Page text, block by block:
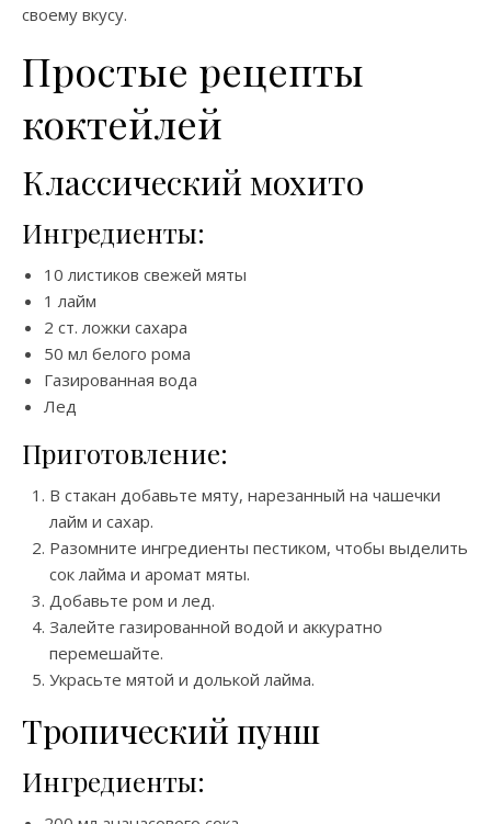
своему вкусу.
Простые рецепты
коктейлей
Классический мохито
Ингредиенты:
10 листиков свежей мяты
1 лайм
2 ст. ложки сахара
50 мл белого рома
Газированная вода
Лед
Приготовление:
В стакан добавьте мяту, нарезанный на чашечки
лайм и сахар.
Разомните ингредиенты пестиком, чтобы выделить
сок лайма и аромат мяты.
Добавьте ром и лед.
Залейте газированной водой и аккуратно
перемешайте.
Украсьте мятой и долькой лайма.
Тропический пунш
Ингредиенты: